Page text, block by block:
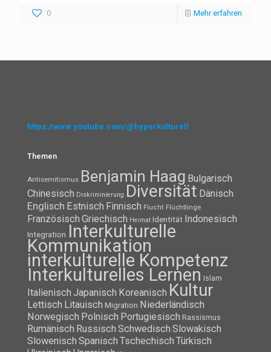
0 Mehr erfahren
https://www.youtube.com/@hyperkulturell
Themen
Antisemitismus Benjamin Haag Bulgarisch
Chinesisch Diskriminierung Diversität Dänisch
Englisch Estnisch Finnisch Flucht Flüchtlinge
Französisch Griechisch Heimat Identität Indonesisch
Integration Interkulturelle
Kommunikation
interkulturelle Kompetenz
Interkulturelles Lernen Islam
Italienisch Japanisch Koreanisch Kultur
Lettisch Litauisch Migration Niederländisch
Norwegisch Polnisch Portugiesisch Rassismus
Rumänisch Russisch Schwedisch Slowakisch
Slowenisch Spanisch Tschechisch Türkisch